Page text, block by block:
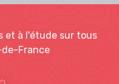
et à l'étude sur tous
France